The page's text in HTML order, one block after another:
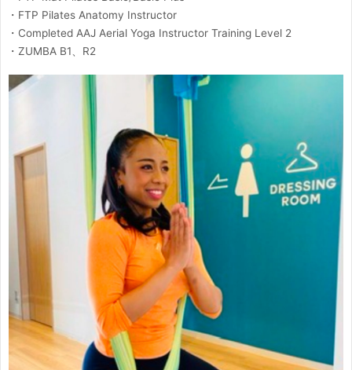
・FTP Pilates Anatomy Instructor
・Completed AAJ Aerial Yoga Instructor Training Level 2
・ZUMBA B1、R2